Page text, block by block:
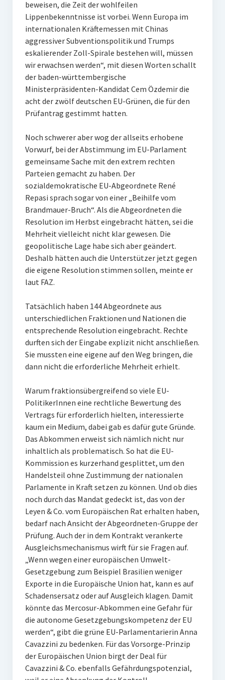
beweisen, die Zeit der wohlfeilen
Lippenbekenntnisse ist vorbei. Wenn Europa im
internationalen Kräftemessen mit Chinas
aggressiver Subventionspolitik und Trumps
eskalierender Zoll-Spirale bestehen will, müssen
wir erwachsen werden“, mit diesen Worten schallt
der baden-württembergische
Ministerpräsidenten-Kandidat Cem Özdemir die
acht der zwölf deutschen EU-Grünen, die für den
Prüfantrag gestimmt hatten.
Noch schwerer aber wog der allseits erhobene
Vorwurf, bei der Abstimmung im EU-Parlament
gemeinsame Sache mit den extrem rechten
Parteien gemacht zu haben. Der
sozialdemokratische EU-Abgeordnete René
Repasi sprach sogar von einer „Beihilfe vom
Brandmauer-Bruch“. Als die Abgeordneten die
Resolution im Herbst eingebracht hätten, sei die
Mehrheit vielleicht nicht klar gewesen. Die
geopolitische Lage habe sich aber geändert.
Deshalb hätten auch die Unterstützer jetzt gegen
die eigene Resolution stimmen sollen, meinte er
laut FAZ.
Tatsächlich haben 144 Abgeordnete aus
unterschiedlichen Fraktionen und Nationen die
entsprechende Resolution eingebracht. Rechte
durften sich der Eingabe explizit nicht anschließen.
Sie mussten eine eigene auf den Weg bringen, die
dann nicht die erforderliche Mehrheit erhielt.
Warum fraktionsübergreifend so viele EU-
PolitikerInnen eine rechtliche Bewertung des
Vertrags für erforderlich hielten, interessierte
kaum ein Medium, dabei gab es dafür gute Gründe.
Das Abkommen erweist sich nämlich nicht nur
inhaltlich als problematisch. So hat die EU-
Kommission es kurzerhand gesplittet, um den
Handelsteil ohne Zustimmung der nationalen
Parlamente in Kraft setzen zu können. Und ob dies
noch durch das Mandat gedeckt ist, das von der
Leyen & Co. vom Europäischen Rat erhalten haben,
bedarf nach Ansicht der Abgeordneten-Gruppe der
Prüfung. Auch der in dem Kontrakt verankerte
Ausgleichsmechanismus wirft für sie Fragen auf.
„Wenn wegen einer europäischen Umwelt-
Gesetzgebung zum Beispiel Brasilien weniger
Exporte in die Europäische Union hat, kann es auf
Schadensersatz oder auf Ausgleich klagen. Damit
könnte das Mercosur-Abkommen eine Gefahr für
die autonome Gesetzgebungskompetenz der EU
werden“, gibt die grüne EU-Parlamentarierin Anna
Cavazzini zu bedenken. Für das Vorsorge-Prinzip
der Europäischen Union birgt der Deal für
Cavazzini & Co. ebenfalls Gefährdungspotenzial,